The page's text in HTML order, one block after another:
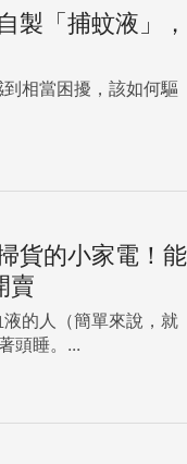
製「捕蚊液」，
相當困擾，該如何驅
貨的小家電！能
賣
的人（簡單來說，就
頭睡。...